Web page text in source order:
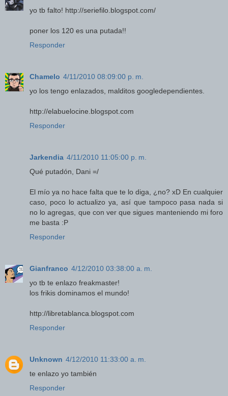
yo tb falto! http://seriefilo.blogspot.com/
poner los 120 es una putada!!
Responder
Chamelo 4/11/2010 08:09:00 p. m.
yo los tengo enlazados, malditos googledependientes.
http://elabuelocine.blogspot.com
Responder
Jarkendia 4/11/2010 11:05:00 p. m.
Qué putadón, Dani =/
El mío ya no hace falta que te lo diga, ¿no? xD En cualquier
caso, poco lo actualizo ya, así que tampoco pasa nada si
no lo agregas, que con ver que sigues manteniendo mi foro
me basta :P
Responder
Gianfranco 4/12/2010 03:38:00 a. m.
yo tb te enlazo freakmaster!
los frikis dominamos el mundo!
http://libretablanca.blogspot.com
Responder
Unknown 4/12/2010 11:33:00 a. m.
te enlazo yo también
Responder